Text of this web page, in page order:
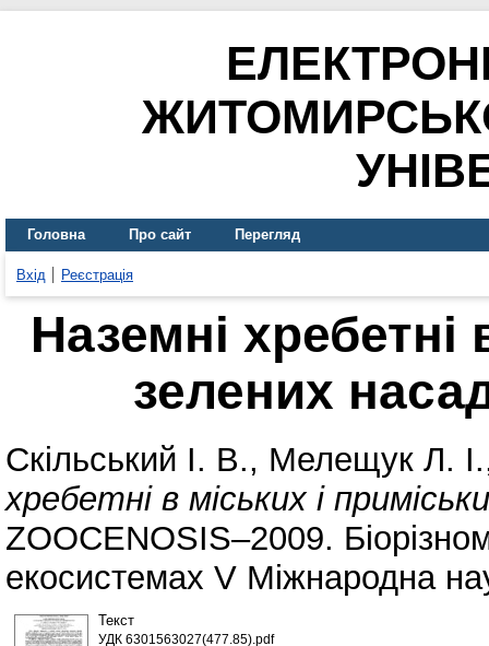
Головна Про сайт Перегляд
Вхід Реєстрація
Наземні хребетні
зелених
Скільський І. В., Мелещук Л. І.
хребетні в міських і
ZOOCENOSIS–2009.
екосистемах V Міжнародна
Текст
УДК 6301563027(477.85).pdf